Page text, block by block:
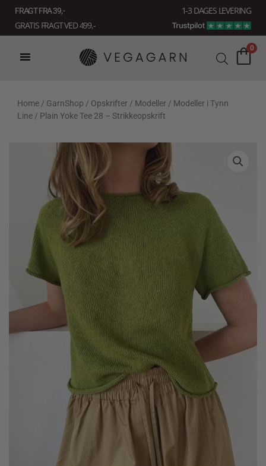
indholdet
FRAGT FRA 39, -
1-3 DAGES LEVERING
GRATIS FRAGT VED 499,-
0
Home / GarnShop / Opskrifter / Modeller / Modeller i Tynn
Line / Plain Yoke Tee 28 – Strikkeopskrift